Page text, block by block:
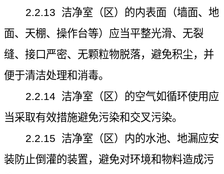
2.2.13 洁净室（区）的内表面（墙面、地
面、天棚、操作台等）应当平整光滑、无裂
缝、接口严密、无颗粒物脱落，避免积尘，并
便于清洁处理和消毒。
2.2.14 洁净室（区）的空气如循环使用应
当采取有效措施避免污染和交叉污染。
2.2.15 洁净室（区）内的水池、地漏应安
装防止倒灌的装置，避免对环境和物料造成污